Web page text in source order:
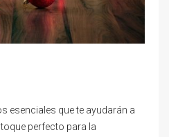
esenciales que te ayudarán a
perfecto para la